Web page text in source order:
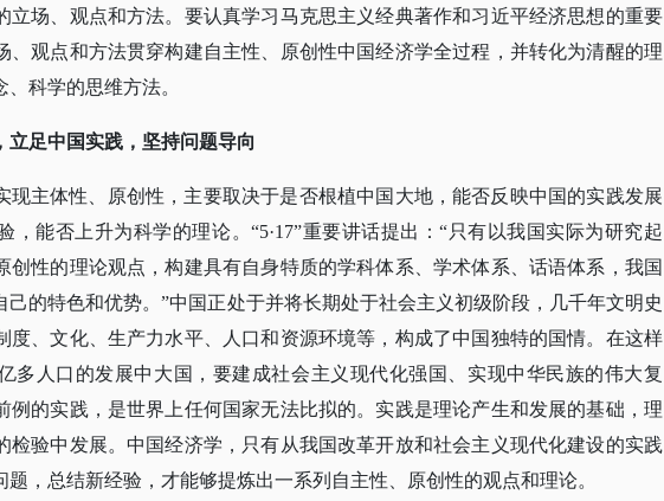
立场、观点和方法。要认真学习马克思主义经典著作和习近平经济思想的重要
、观点和方法贯穿构建自主性、原创性中国经济学全过程，并转化为清醒的理
科学的思维方法。
立足中国实践，坚持问题导向
现主体性、原创性，主要取决于是否根植中国大地，能否反映中国的实践发展
，能否上升为科学的理论。“5·17”重要讲话提出：“只有以我国实际为研究起
创性的理论观点，构建具有自身特质的学科体系、学术体系、话语体系，我国
己的特色和优势。”中国正处于并将长期处于社会主义初级阶段，几千年文明史
度、文化、生产力水平、人口和资源环境等，构成了中国独特的国情。在这样
多人口的发展中大国，要建成社会主义现代化强国、实现中华民族的伟大复
例的实践，是世界上任何国家无法比拟的。实践是理论产生和发展的基础，理
检验中发展。中国经济学，只有从我国改革开放和社会主义现代化建设的实践
，总结新经验，才能够提炼出一系列自主性、原创性的观点和理论。